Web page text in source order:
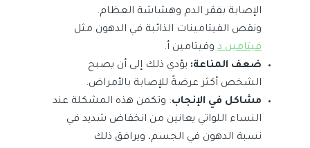
الإصابة بفقر الدم وهشاشة العظام.
ونقص الفيتامينات الذائبة في الدهون مثل
فيتامين د وفيتامين أ.
ضعف المناعة: يؤدي ذلك إلى أن يصبح
الشخص أكثر عرضةً للإصابة بالأمراض.
مشاكل في الإنجاب: وتكمن هذه المشكلة عند
النساء اللواتي يعانين من انخفاض شديد في
نسبة الدهون في الجسم، ويرافق ذلك